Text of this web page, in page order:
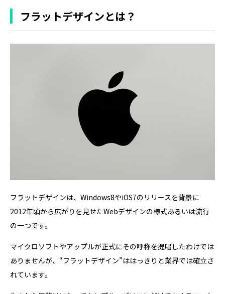
フラットデザインとは？
フラットデザインは、Windows8やiOS7のリリースを背景に
2012年頃から広がりを見せたWebデザインの様式あるいは流行
の一つです。
マイクロソフトやアップルが正式にその呼称を提唱したわけでは
ありませんが、“フラットデザイン”ははっきりと業界では確立さ
れています。